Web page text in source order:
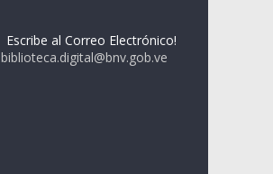
Escribe al Correo Electrónico!
biblioteca.digital@bnv.gob.ve